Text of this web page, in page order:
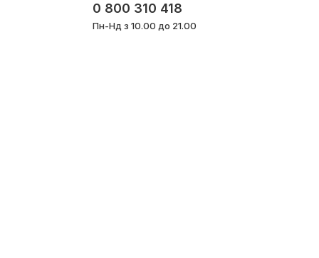
0 800 310 418
Пн-Нд з 10.00 до 21.00